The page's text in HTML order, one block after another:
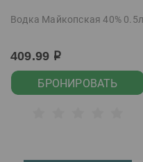
Водка Майкопская 40% 0.5л
409.99 р
БРОНИРОВАТЬ